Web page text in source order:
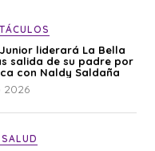
liderará La Bella
salida de su padre por
con Naldy Saldaña
2026